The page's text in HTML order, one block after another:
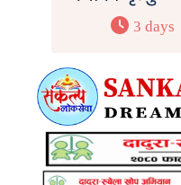
3 days